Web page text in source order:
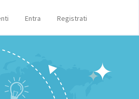
Entra Registrati